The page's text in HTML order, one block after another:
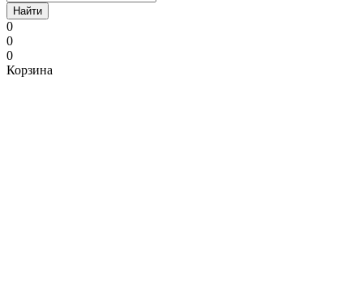
Найти
0
0
0
Корзина